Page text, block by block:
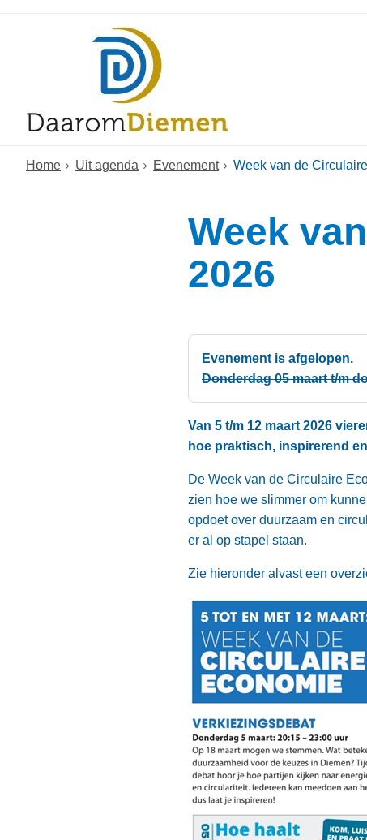
Home Uit agenda Evenement Week van de
Week
2026
Evenement is afgelopen.
Donderdag 05 maart t/m
Van 5 t/m 12 maart 2026
hoe praktisch, inspirerend
De Week van de Circulaire
zien hoe we slimmer om
opdoet over duurzaam en
er al op stapel staan.
Zie hieronder alvast een